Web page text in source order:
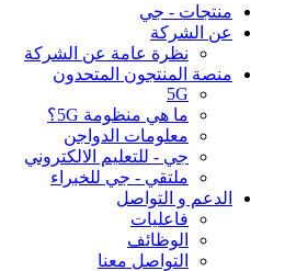
منتجات - جي
عن الشركة
نظرة عامة عن الشركة
منصة المنتجون المتحدون
5G
ما هي منظومة 5G؟
معلومات الدواجن
جي - للتعليم الالكتروني
ملتقي - جي للخبراء
الدعم و التواصل
فاعليات
الوظائف
التواصل معنا